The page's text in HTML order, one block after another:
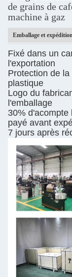
de grains de
machine à gaz
Emballage et
Fixé dans un
l'exportation
Protection de
plastique
Logo du
l'emballage
30%
payé avant
7 jours après